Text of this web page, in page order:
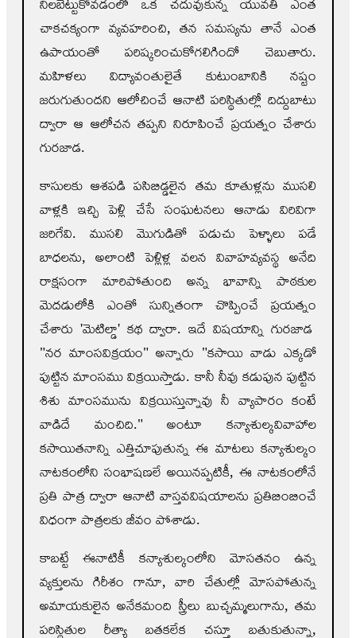
నిలబెట్టుకోవడంలో ఒక చదువుకున్న యువతి ఎంత
చాకచక్యంగా వ్యవహరించి, తన సమస్యను తానే ఎంత
ఉపాయంతో పరిష్కరించుకోగలిగిందో చెబుతారు.
మహిళలు విద్యావంతులైతే కుటుంబానికి నష్టం
జరుగుతుందని ఆలోచించే ఆనాటి పరిస్థితుల్లో దిద్దుబాటు
ద్వారా ఆ ఆలోచన తప్పని నిరూపించే ప్రయత్నం చేశారు
గురజాడ.
కాసులకు ఆశపడి పసిబిడ్డలైన తమ కూతుళ్లను ముసలి
వాళ్లకి ఇచ్చి పెళ్లి చేసే సంఘటనలు ఆనాడు విరివిగా
జరిగేవి. ముసలి మొగుడితో పడుచు పెళ్ళాలు పడే
బాధలను, అలాంటి పెళ్లిళ్ల వలన వివాహవ్యవస్థ అనేది
రాక్షసంగా మారిపోతుంది అన్న భావాన్ని పాఠకుల
మెదడులోకి ఎంతో సున్నితంగా చొప్పించే ప్రయత్నం
చేశారు 'మెటిల్డా' కథ ద్వారా. ఇదే విషయాన్ని గురజాడ
"నర మాంసవిక్రయం" అన్నారు "కసాయి వాడు ఎక్కడో
పుట్టిన మాంసము విక్రయిస్తాడు. కానీ నీవు కడుపున పుట్టిన
శిశు మాంసమును విక్రయిస్తున్నావు నీ వ్యాపారం కంటే
వాడిదే మంచిది." అంటూ కన్యాశుల్కవివాహాల
కసాయితనాన్ని ఎత్తిచూపుతున్న ఈ మాటలు కన్యాశుల్కం
నాటకంలోని సంభాషణలే అయినప్పటికీ, ఈ నాటకంలోనే
ప్రతి పాత్ర ద్వారా ఆనాటి వాస్తవవిషయాలను ప్రతిబింబించే
విధంగా పాత్రలకు జీవం పోశాడు.
కాబట్టే ఈనాటికీ కన్యాశుల్కంలోని మోసతనం ఉన్న
వ్యక్తులను గిరీశం గానూ, వారి చేతుల్లో మోసపోతున్న
అమాయకులైన అనేకమంది స్త్రీలు బుచ్చమ్మలుగాను, తమ
పరిస్థితుల రీత్యా బతకలేక చస్తూ బతుకుతున్నా,